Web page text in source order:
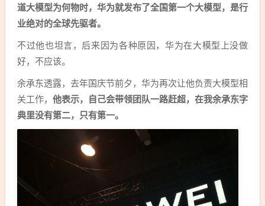
道大模型为何物时，华为就发布了全国第一个大模型，是行
业绝对的全球先驱者。
不过他也坦言，后来因为各种原因，华为在大模型上没做
好，不应该。
余承东透露，去年国庆节前夕，华为再次让他负责大模型相
关工作， 他表示，自己会带领团队一路赶超，在我余承东字
典里没有第二，只有第一。